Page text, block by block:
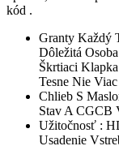
kód .
Granty Každý
Dôležitá
Škrtiaci
Tesne Nie
Chlieb S
Stav A CGCB
Užitočnosť :
Usadenie